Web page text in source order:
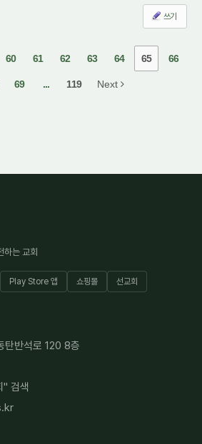
쓰기
60 61 62 63 64 65 66
69 ... 119 Next
하는 교회
Play Store 앱 쇼핑몰 선교회
탄반석로 120 8층
" 검색